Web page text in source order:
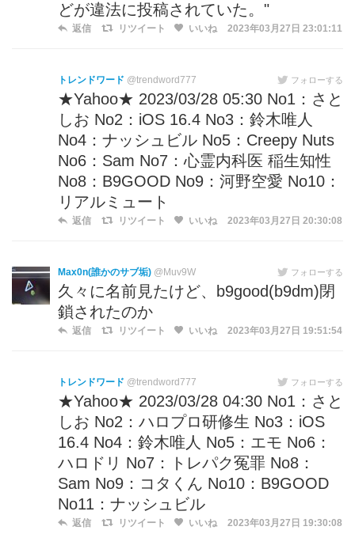
どが違法に投稿されていた。"
返信 リツイート いいね 2023年03月27日 23:01:11
トレンドワード @trendword777 フォローする
★Yahoo★ 2023/03/28 05:30 No1：さと
しお No2：iOS 16.4 No3：鈴木唯人
No4：ナッシュビル No5：Creepy Nuts
No6：Sam No7：心霊内科医 稲生知性
No8：B9GOOD No9：河野空愛 No10：
リアルミュート
返信 リツイート いいね 2023年03月27日 20:30:08
Max0n(誰かのサブ垢) @Muv9W フォローする
久々に名前見たけど、b9good(b9dm)閉
鎖されたのか
返信 リツイート いいね 2023年03月27日 19:51:54
トレンドワード @trendword777 フォローする
★Yahoo★ 2023/03/28 04:30 No1：さと
しお No2：ハロプロ研修生 No3：iOS
16.4 No4：鈴木唯人 No5：エモ No6：
ハロドリ No7：トレパク冤罪 No8：
Sam No9：コタくん No10：B9GOOD
No11：ナッシュビル
返信 リツイート いいね 2023年03月27日 19:30:08